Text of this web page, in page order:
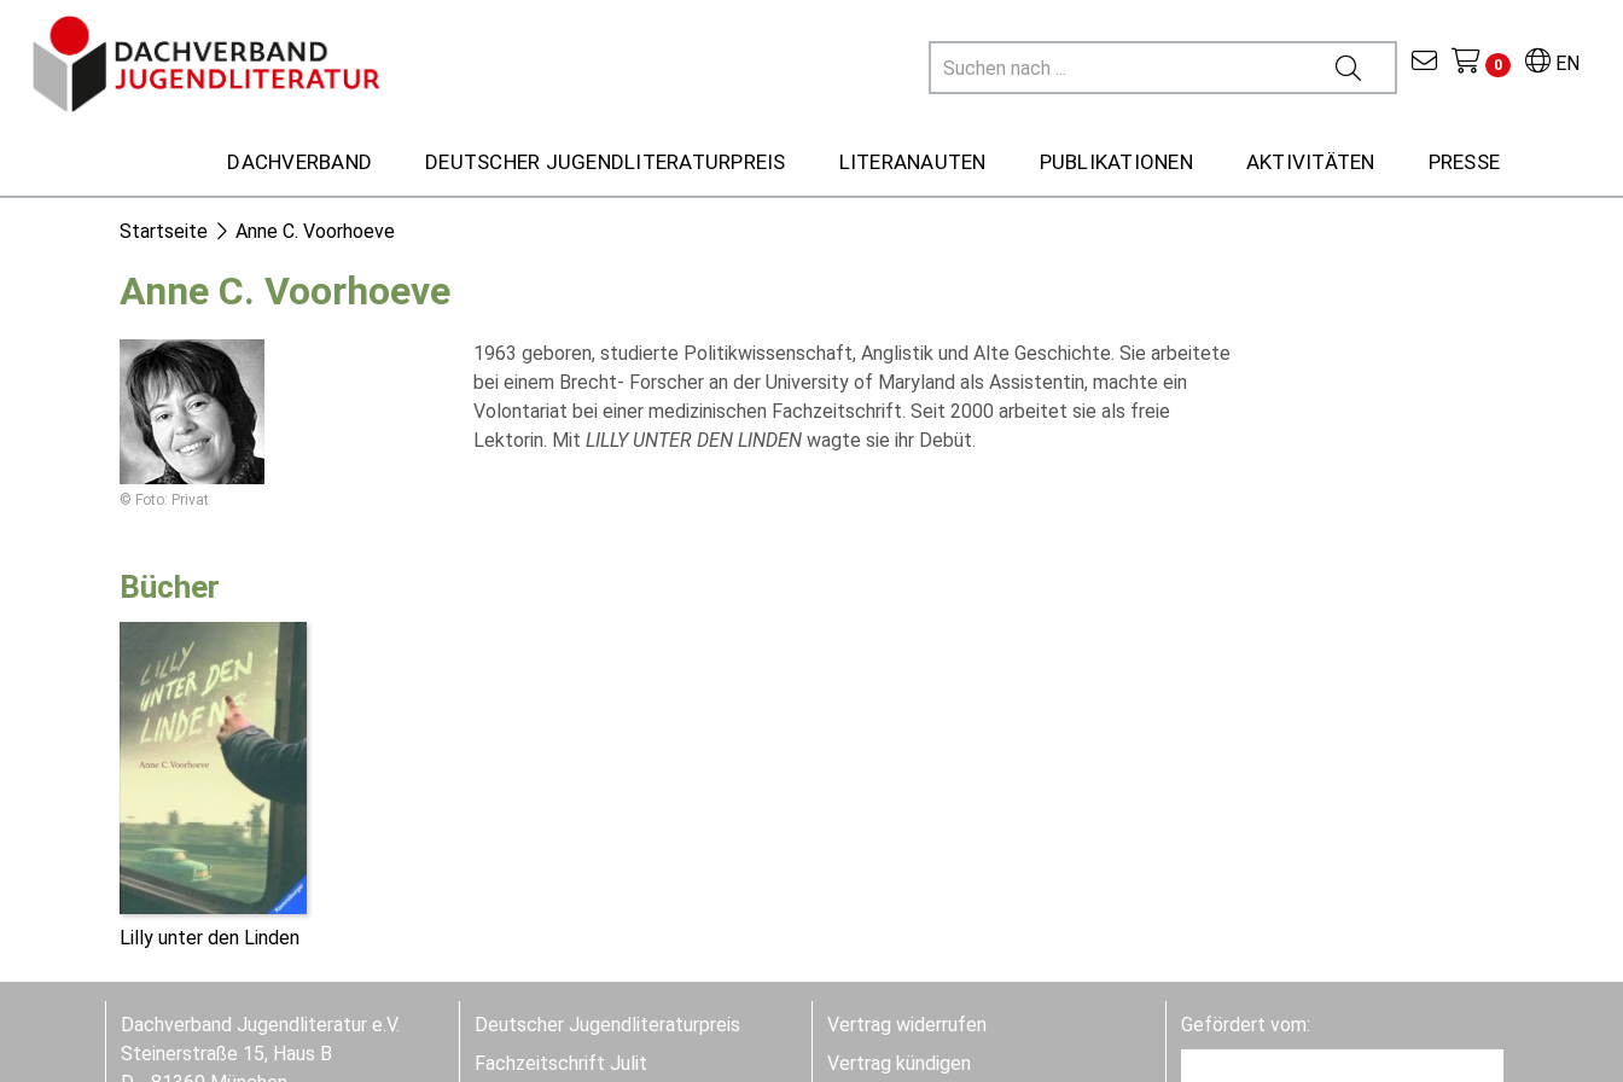
EN
0
DACHVERBAND DEUTSCHER JUGENDLITERATURPREIS LITERANAUTEN PUBLIKATIONEN AKTIVITÄTEN PRESSE
Startseite Anne C. Voorhoeve
Anne C. Voorhoeve
© Foto: Privat
1963 geboren, studierte Politikwissenschaft, Anglistik und Alte Geschichte. Sie arbeitete
bei einem Brecht- Forscher an der University of Maryland als Assistentin, machte ein
Volontariat bei einer medizinischen Fachzeitschrift. Seit 2000 arbeitet sie als freie
Lektorin. Mit LILLY UNTER DEN LINDENwagte sie ihr Debüt.
Bücher
Lilly unter den Linden
Dachverband Jugendliteratur e.V.
Steinerstraße 15, Haus B
Deutscher Jugendliteraturpreis
Fachzeitschrift Julit
Vertrag widerrufen
Vertrag kündigen
Gefördert vom: